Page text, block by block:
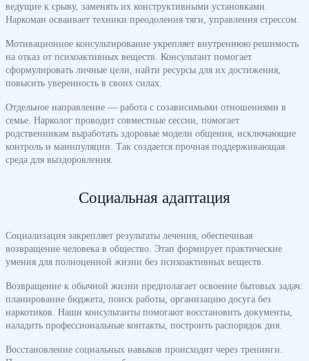
ведущие к срыву, заменять их конструктивными установками.
Наркоман осваивает техники преодоления тяги, управления стрессом.
Мотивационное консультирование укрепляет внутреннюю решимость
на отказ от психоактивных веществ. Консультант помогает
сформулировать личные цели, найти ресурсы для их достижения,
повысить уверенность в своих силах.
Отдельное направление — работа с созависимыми отношениями в
семье. Нарколог проводит совместные сессии, помогает
родственникам выработать здоровые модели общения, исключающие
контроль и манипуляции. Так создается прочная поддерживающая
среда для выздоровления.
Социальная адаптация
Социализация закрепляет результаты лечения, обеспечивая
возвращение человека в общество. Этап формирует практические
умения для полноценной жизни без психоактивных веществ.
Возвращение к обычной жизни предполагает освоение бытовых задач:
планирование бюджета, поиск работы, организацию досуга без
наркотиков. Наши консультанты помогают восстановить документы,
наладить профессиональные контакты, построить распорядок дня.
Восстановление социальных навыков происходит через тренинги.